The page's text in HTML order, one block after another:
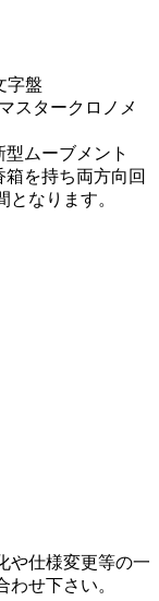
字盤
スタークロノメ
ムーブメント
箱を持ち両方向回
なります。
や仕様変更等の一
せ下さい。